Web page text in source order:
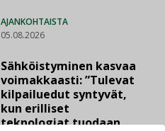
AJANKOHTAISTA
05.08.2026
Sähköistyminen kasvaa
voimakkaasti: ”Tulevat
kilpailuedut syntyvät,
kun erilliset
teknologiat tuodaan